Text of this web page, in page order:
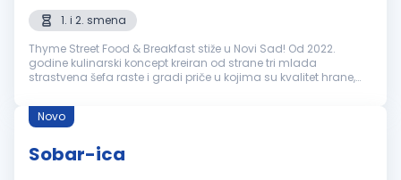
1. i 2. smena
Thyme Street Food & Breakfast stiže u Novi Sad! Od 2022.
godine kulinarski koncept kreiran od strane tri mlada
strastvena šefa raste i gradi priče u kojima su kvalitet hrane,
kreativnim street f...
Novo
Sobar-ica